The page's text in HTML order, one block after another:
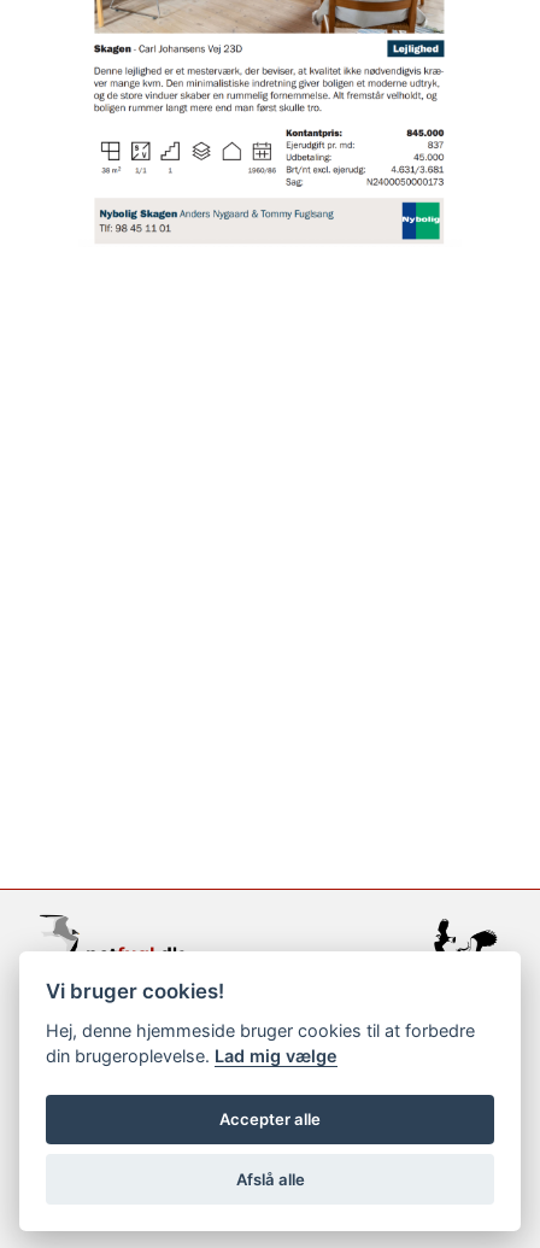
support@netfugl.dk
copyright © 2002-2023
Vi bruger cookies!
Hej, denne hjemmeside bruger cookies til at forbedre
din brugeroplevelse. Lad mig vælge
Accepter alle
Afslå alle